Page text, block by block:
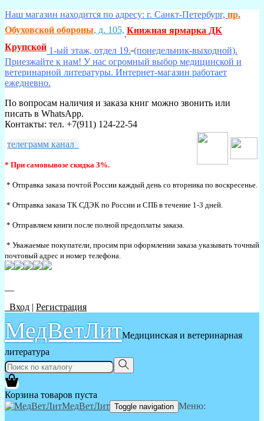
Наш магазин находится по адресу: г. Санкт-Петербург, пр.
Обуховской обороны, д. 105,,Книжная ярмарка ДК
Крупской 1-ый этаж, отдел 19. (понедельник-выходной).
Приезжайте к нам! У нас огромный выбор медицинской и
ветеринарной литературы. Интернет-магазин работает
ежедневно.
По вопросам наличия и заказа книг можно звонить или
писать в WhatsApp.
Контакты: тел. +7(911) 124-22-54
телеграмм канал
* При самовывозе скидка 3%.
* Отправка заказа почтой России каждый день со вторника по воскресенье.
* Отправка заказа ТК СДЭК по России и СПБ в течение 1-3 дней.
* Отправляем книги после полной предоплаты заказа.
* Уважаемые покупатели, просим при оформлении заказа указывать точный
почтовый адрес и номер телефона.
Вход | Регистрация
МедВетЛитМедицинская и ветеринарная
литература
Корзина товаров пуста
МедВетЛит Toggle navigation Меню: